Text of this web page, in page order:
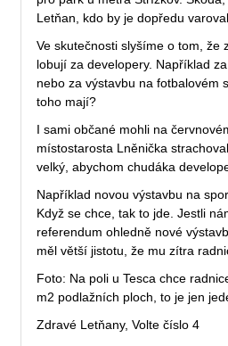
Letňan, kdo by je dopředu
Ve skutečnosti slyšíme o tom, že
lobují za developery. Například
nebo za výstavbu na fotbalovém
toho mají?
I sami občané mohli na
místostarosta Lněnička
velký, abychom chudáka
Například novou výstavbu na
Když se chce, tak to jde. Jestli
referendum ohledně nové
měl větší jistotu, že mu zítra
Foto: Na poli u Tesca chce
m2 podlažních ploch, to je jen
Zdravé Letňany, Volte číslo 4